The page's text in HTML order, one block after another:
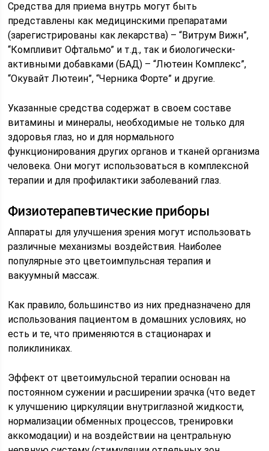
Средства для приема внутрь могут быть
представлены как медицинскими препаратами
(зарегистрированы как лекарства) – “Витрум Вижн”,
“Компливит Офтальмо” и т.д., так и биологически-
активными добавками (БАД) – “Лютеин Комплекс”,
“Окувайт Лютеин”, “Черника Форте” и другие.
Указанные средства содержат в своем составе
витамины и минералы, необходимые не только для
здоровья глаз, но и для нормального
функционирования других органов и тканей организма
человека. Они могут использоваться в комплексной
терапии и для профилактики заболеваний глаз.
Физиотерапевтические приборы
Аппараты для улучшения зрения могут использовать
различные механизмы воздействия. Наиболее
популярные это цветоимпульсная терапия и
вакуумный массаж.
Как правило, большинство из них предназначено для
использования пациентом в домашних условиях, но
есть и те, что применяются в стационарах и
поликлиниках.
Эффект от цветоимульсной терапии основан на
постоянном сужении и расширении зрачка (что ведет
к улучшению циркуляции внутриглазной жидкости,
нормализации обменных процессов, тренировки
аккомодации) и на воздействии на центральную